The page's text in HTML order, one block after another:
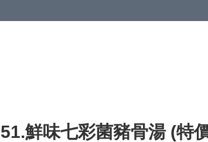
51.鮮味七彩菌豬骨湯 (特